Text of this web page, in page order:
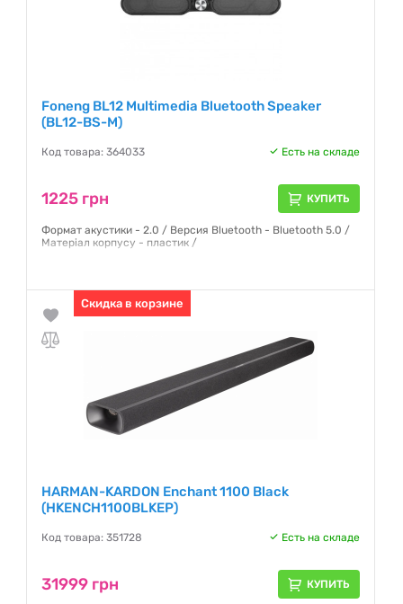
Foneng BL12 Multimedia Bluetooth Speaker
(BL12-BS-M)
Код товара: 364033 Есть на складе
1225 грн КУПИТЬ
Формат акустики - 2.0 / Версия Bluetooth - Bluetooth 5.0 /
Матеріал корпусу - пластик /
Скидка в корзине
HARMAN-KARDON Enchant 1100 Black
(HKENCH1100BLKEP)
Код товара: 351728 Есть на складе
31999 грн КУПИТЬ